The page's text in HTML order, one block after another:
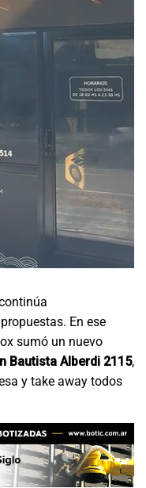
En ese
sumó un nuevo
Bautista Alberdi 2115,
y take away todos